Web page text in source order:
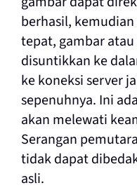
berhasil,
tepat, gambar
disuntikkan ke
ke koneksi server
sepenuhnya. Ini
akan melewati
Serangan
tidak dapat
asli.